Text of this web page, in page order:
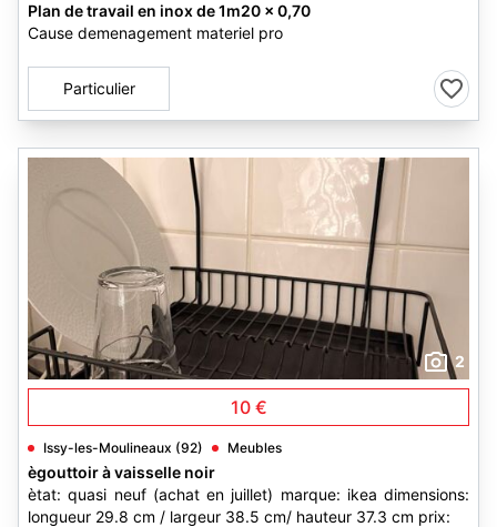
Plan de travail en inox de 1m20 x 0,70
Cause demenagement materiel pro
Particulier
2
10 €
Issy-les-Moulineaux (92) Meubles
ègouttoir à vaisselle noir
ètat: quasi neuf (achat en juillet) marque: ikea dimensions:
longueur 29.8 cm / largeur 38.5 cm/ hauteur 37.3 cm prix: